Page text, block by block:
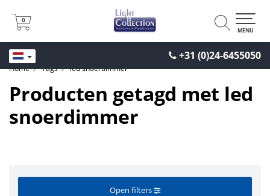
+31 (0)24-6455050
0
0
MENU
Home Tags led snoerdimmer
Producten getagd met led
snoerdimmer
Open filters